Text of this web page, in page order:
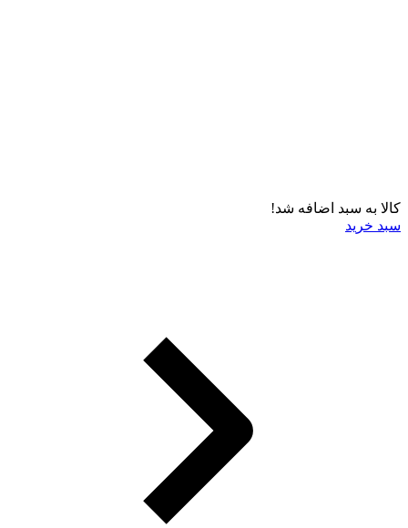
کالا به سبد اضافه شد!
سبد خرید